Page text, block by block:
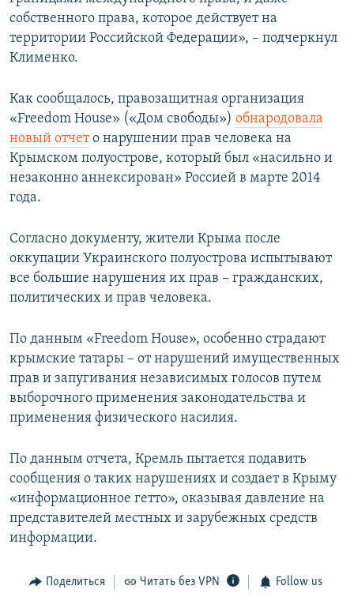
собственного права, которое действует на
территории Российской Федерации», – подчеркнул
Клименко.
Как сообщалось, правозащитная организация
«Freedom House» («Дом свободы») обнародовала
новый отчето нарушении прав человека на
Крымском полуострове, который был «насильно и
незаконно аннексирован» Россией в марте 2014
года.
Согласно документу, жители Крыма после
оккупации Украинского полуострова испытывают
все большие нарушения их прав – гражданских,
политических и прав человека.
По данным «Freedom House», особенно страдают
крымские татары – от нарушений имущественных
прав и запугивания независимых голосов путем
выборочного применения законодательства и
применения физического насилия.
По данным отчета, Кремль пытается подавить
сообщения о таких нарушениях и создает в Крыму
«информационное гетто», оказывая давление на
представителей местных и зарубежных средств
информации.
Поделиться Читать без VPN Follow us